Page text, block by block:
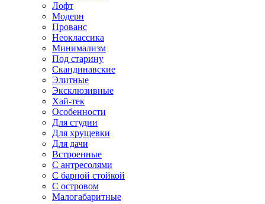
Лофт
Модерн
Прованс
Неоклассика
Минимализм
Под старину
Скандинавские
Элитные
Эксклюзивные
Хай-тек
Особенности
Для студии
Для хрущевки
Для дачи
Встроенные
С антресолями
С барной стойкой
С островом
Малогабаритные